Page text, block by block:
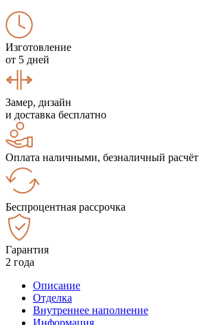
Изготовление
от 5 дней
Замер, дизайн
и доставка бесплатно
Оплата наличными, безналичный расчёт
Беспроцентная рассрочка
Гарантия
2 года
Описание
Отделка
Внутреннее наполнение
Информация